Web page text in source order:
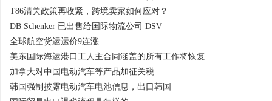
T86清关政策再收紧，跨境卖家如何应对？
DB Schenker 已出售给国际物流公司 DSV
全球航空货运运价9连涨
美东国际海运港口工人主合同涵盖的所有工作将恢复
加拿大对中国电动汽车等产品加征关税
韩国强制披露电动汽车电池信息，出口韩国